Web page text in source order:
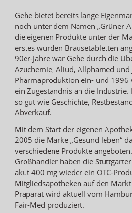
Gehe bietet bereits lange
noch unter dem Namen „Grüner
die eigenen Produkte unter der
erstes wurden Brausetabletten
90er-Jahre war Gehe durch die
Azuchemie, Aliud, Allphamed und
Pharmaproduktion ein- und 1996
ein Zugeständnis an die Industrie.
so gut wie Geschichte,
Abverkauf.
Mit dem Start der eigenen
2005 die Marke „Gesund leben“
verschiedene Produkte
Großhändler haben die
akut 400 mg wieder ein OTC-
Mitgliedsapotheken auf den
Präparat wird aktuell vom
Fair-Med produziert.